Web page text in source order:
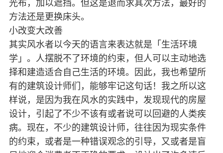
光布，加以遮挡。但这是退而求其次方法，最好的
方法还是更换床头。
小改变大改善
其实风水者以今天的语言来表达就是「生活环境
学」。人摆脱不了环境的约束，但人可以主动地选
择和建造适合自己生活的环境。因此，我也希望所
有的建筑设计师们，能够牢记这句话！我之所以这
样说，是因为我在风水的实践中，发现现代的房屋
设计，引起了不少不该有或者说可以回避的人类疾
病。现在，不少的建筑设计师，往往因为现实条件
的约束，或者是一种错误观念的引导，又或者是盲